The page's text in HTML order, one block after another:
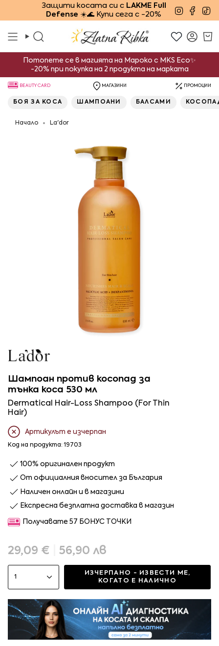
Потопете се в магията на Мароко с MKS Eco✨
-20% при покупка на 2 продукта на марката
Защити косата си с LAKME Full
Defense ☀️🌊 Купи сега с -20%
Търсене
BEAUTY CARD МАГАЗИНИ ПРОМОЦИИ
БОЯ ЗА КОСА ШАМПОАНИ БАЛСАМИ
Начало La'dor
Шампоан против косопад за
тънка коса 530 мл
Dermatical Hair-Loss Shampoo (For Thin
Hair)
Артикулът е изчерпан
Код на продукта: 19703
100% оригинален продукт
От официалния вносител за България
Наличен онлайн и в магазини
Експресна безплатна доставка в магазин
Получавате 57 БОНУС ТОЧКИ
29,09 € 56,90 лв
1
ИЗЧЕРПАНО - ИЗВЕСТИ МЕ,
КОГАТО Е НАЛИЧНО